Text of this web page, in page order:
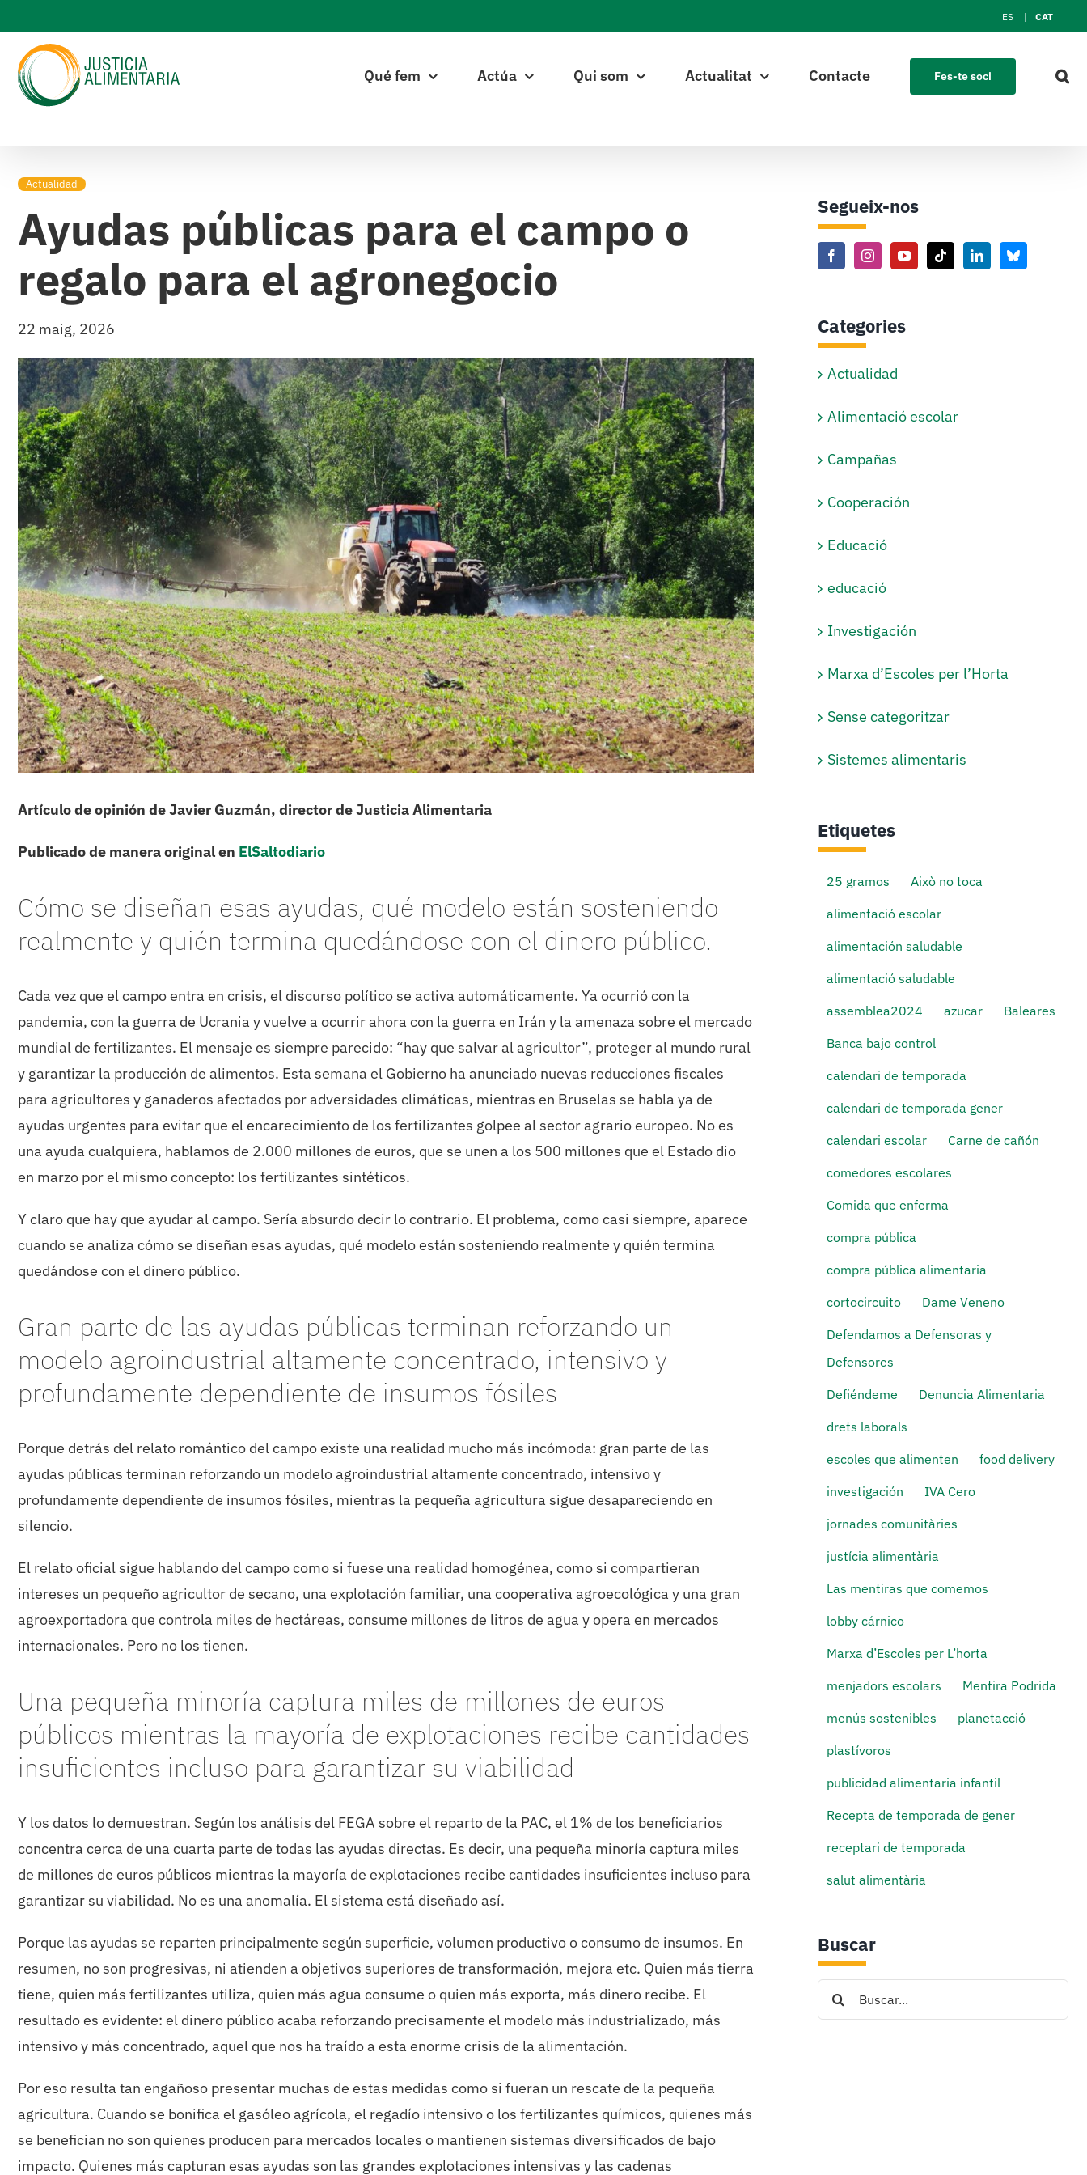
to
content
ES CAT
Qué fem Actúa Qui som Actualitat Contacte Fes-te soci
Actualidad
Ayudas públicas para el campo o
regalo para el agronegocio
22 maig, 2026
Artículo de opinión de Javier Guzmán, director de Justicia Alimentaria
Publicado de manera original en ElSaltodiario
Cómo se diseñan esas ayudas, qué modelo están sosteniendo
realmente y quién termina quedándose con el dinero público.
Cada vez que el campo entra en crisis, el discurso político se activa automáticamente. Ya ocurrió con la
pandemia, con la guerra de Ucrania y vuelve a ocurrir ahora con la guerra en Irán y la amenaza sobre el mercado
mundial de fertilizantes. El mensaje es siempre parecido: “hay que salvar al agricultor”, proteger al mundo rural
y garantizar la producción de alimentos. Esta semana el Gobierno ha anunciado nuevas reducciones fiscales
para agricultores y ganaderos afectados por adversidades climáticas, mientras en Bruselas se habla ya de
ayudas urgentes para evitar que el encarecimiento de los fertilizantes golpee al sector agrario europeo. No es
una ayuda cualquiera, hablamos de 2.000 millones de euros, que se unen a los 500 millones que el Estado dio
en marzo por el mismo concepto: los fertilizantes sintéticos.
Y claro que hay que ayudar al campo. Sería absurdo decir lo contrario. El problema, como casi siempre, aparece
cuando se analiza cómo se diseñan esas ayudas, qué modelo están sosteniendo realmente y quién termina
quedándose con el dinero público.
Gran parte de las ayudas públicas terminan reforzando un
modelo agroindustrial altamente concentrado, intensivo y
profundamente dependiente de insumos fósiles
Porque detrás del relato romántico del campo existe una realidad mucho más incómoda: gran parte de las
ayudas públicas terminan reforzando un modelo agroindustrial altamente concentrado, intensivo y
profundamente dependiente de insumos fósiles, mientras la pequeña agricultura sigue desapareciendo en
silencio.
El relato oficial sigue hablando del campo como si fuese una realidad homogénea, como si compartieran
intereses un pequeño agricultor de secano, una explotación familiar, una cooperativa agroecológica y una gran
agroexportadora que controla miles de hectáreas, consume millones de litros de agua y opera en mercados
internacionales. Pero no los tienen.
Una pequeña minoría captura miles de millones de euros
públicos mientras la mayoría de explotaciones recibe cantidades
insuficientes incluso para garantizar su viabilidad
Y los datos lo demuestran. Según los análisis del FEGA sobre el reparto de la PAC, el 1% de los beneficiarios
concentra cerca de una cuarta parte de todas las ayudas directas. Es decir, una pequeña minoría captura miles
de millones de euros públicos mientras la mayoría de explotaciones recibe cantidades insuficientes incluso para
garantizar su viabilidad. No es una anomalía. El sistema está diseñado así.
Porque las ayudas se reparten principalmente según superficie, volumen productivo o consumo de insumos. En
resumen, no son progresivas, ni atienden a objetivos superiores de transformación, mejora etc. Quien más tierra
tiene, quien más fertilizantes utiliza, quien más agua consume o quien más exporta, más dinero recibe. El
resultado es evidente: el dinero público acaba reforzando precisamente el modelo más industrializado, más
intensivo y más concentrado, aquel que nos ha traído a esta enorme crisis de la alimentación.
Por eso resulta tan engañoso presentar muchas de estas medidas como si fueran un rescate de la pequeña
agricultura. Cuando se bonifica el gasóleo agrícola, el regadío intensivo o los fertilizantes químicos, quienes más
se benefician no son quienes producen para mercados locales o mantienen sistemas diversificados de bajo
impacto. Quienes más capturan esas ayudas son las grandes explotaciones intensivas y las cadenas
Segueix-nos
Categories
Actualidad
Alimentació escolar
Campañas
Cooperación
Educació
educació
Investigación
Marxa d’Escoles per l’Horta
Sense categoritzar
Sistemes alimentaris
Etiquetes
25 gramos
Això no toca
alimentació escolar
alimentación saludable
alimentació saludable
assemblea2024
azucar
Baleares
Banca bajo control
calendari de temporada
calendari de temporada gener
calendari escolar
Carne de cañón
comedores escolares
Comida que enferma
compra pública
compra pública alimentaria
cortocircuito
Dame Veneno
Defendamos a Defensoras y
Defensores
Defiéndeme
Denuncia Alimentaria
drets laborals
escoles que alimenten
food delivery
investigación
IVA Cero
jornades comunitàries
justícia alimentària
Las mentiras que comemos
lobby cárnico
Marxa d’Escoles per L’horta
menjadors escolars
Mentira Podrida
menús sostenibles
planetacció
plastívoros
publicidad alimentaria infantil
Recepta de temporada de gener
receptari de temporada
salut alimentària
Buscar
Search
for: